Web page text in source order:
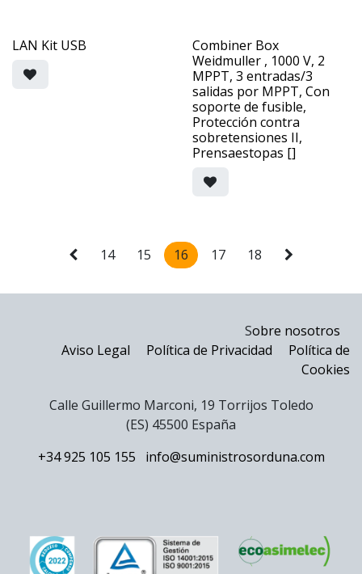
LAN Kit USB
Combiner Box
Weidmuller , 1000 V, 2
MPPT, 3 entradas/3
salidas por MPPT, Con
soporte de fusible,
Protección contra
sobretensiones II,
Prensaestopas []
14 15 16 17 18
Sobre nosotros
Aviso Legal
Política de Privacidad
Política de
Cookies
Calle Guillermo Marconi, 19 Torrijos Toledo
(ES) 45500 España
+34 925 105 155
info@suministrosorduna.com